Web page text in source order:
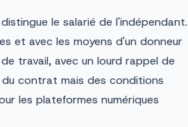
le salarié de l'indépendant.
et avec les moyens d'un donneur
travail, avec un lourd rappel de
contrat mais des conditions
les plateformes numériques